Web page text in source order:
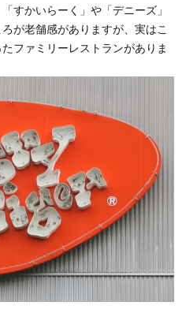
すかいらーく」や「デニーズ」
が老舗感がありますが、実はこ
ファミリーレストランがありま